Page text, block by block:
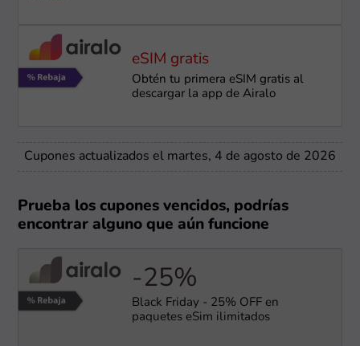
eSIM gratis
Obtén tu primera eSIM gratis al
descargar la app de Airalo
Cupones actualizados el martes, 4 de agosto de 2026
Prueba los cupones vencidos, podrías
encontrar alguno que aún funcione
-25%
Black Friday - 25% OFF en
paquetes eSim ilimitados